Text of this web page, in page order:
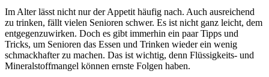
Im Alter lässt nicht nur der Appetit häufig nach. Auch ausreichend
zu trinken, fällt vielen Senioren schwer. Es ist nicht ganz leicht, dem
entgegenzuwirken. Doch es gibt immerhin ein paar Tipps und
Tricks, um Senioren das Essen und Trinken wieder ein wenig
schmackhafter zu machen. Das ist wichtig, denn Flüssigkeits- und
Mineralstoffmangel können ernste Folgen haben.